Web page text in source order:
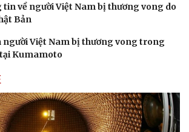
tin về người Việt Nam bị thương vong do
Bản
người Việt Nam bị thương vong trong
Kumamoto